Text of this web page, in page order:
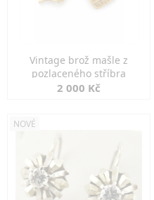
Vintage brož mašle z
pozlaceného stříbra
2 000 Kč
NOVÉ